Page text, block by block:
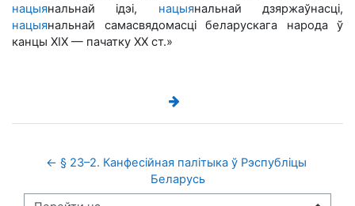
нацыянальнай ідэі, нацыянальнай дзяржаўнасці,
нацыянальнай самасвядомасці беларускага народа ў
канцы XIX — пачатку XX ст.»
← § 23–2. Канфесійная палітыка ў Рэспубліцы
Беларусь